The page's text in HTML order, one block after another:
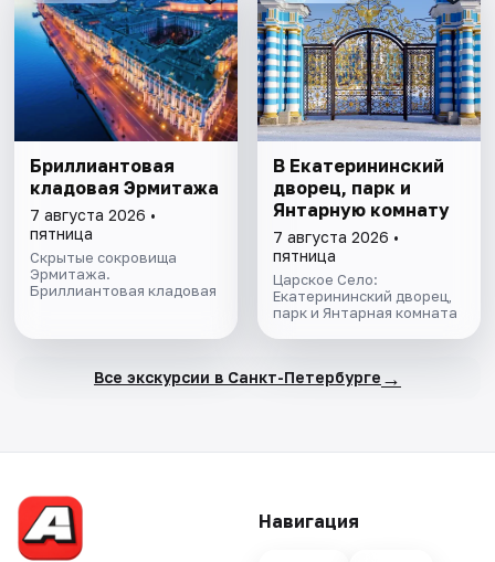
Бриллиантовая
кладовая Эрмитажа
7 августа 2026 •
пятница
Скрытые сокровища
Эрмитажа.
Бриллиантовая кладовая
В Екатерининский
дворец, парк и
Янтарную комнату
7 августа 2026 •
пятница
Царское Село:
Екатерининский дворец,
парк и Янтарная комната
Все экскурсии в Санкт-Петербурге →
Навигация